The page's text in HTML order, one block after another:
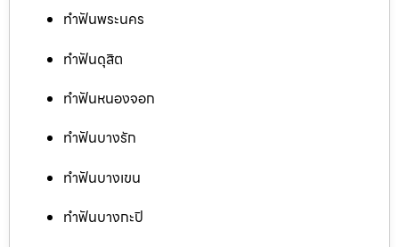
ทำฟันพระนคร
ทำฟันดุสิต
ทำฟันหนองจอก
ทำฟันบางรัก
ทำฟันบางเขน
ทำฟันบางกะปิ